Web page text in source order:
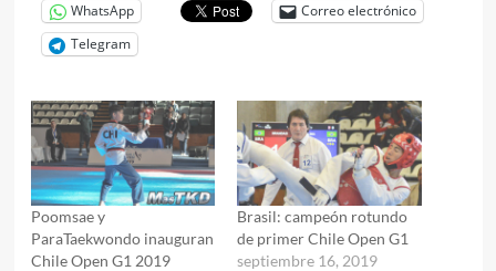
WhatsApp
Correo electrónico
Telegram
Poomsae y
ParaTaekwondo inauguran
Chile Open G1 2019
Brasil: campeón rotundo
de primer Chile Open G1
septiembre 16, 2019